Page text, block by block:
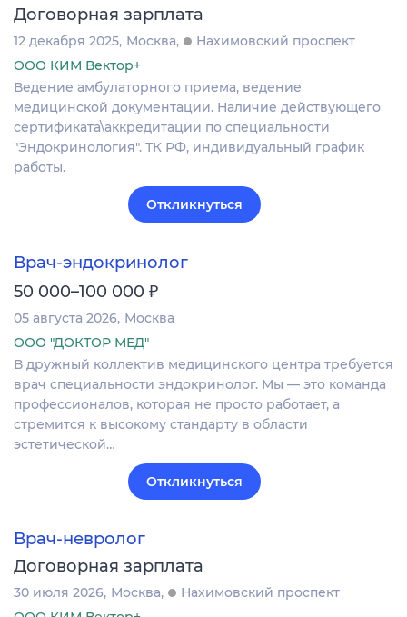
Договорная зарплата
12 декабря 2025 Москва
Нахимовский проспект
ООО КИМ Вектор+
Ведение амбулаторного приема, ведение
медицинской документации. Наличие действующего
сертификата\аккредитации по специальности
"Эндокринология". ТК РФ, индивидуальный график
работы.
Откликнуться
Врач-эндокринолог
50 000–100 000 ₽
05 августа 2026 Москва
ООО "ДОКТОР МЕД"
В дружный коллектив медицинского центра требуется
врач специальности эндокринолог. Мы — это команда
профессионалов, которая не просто работает, а
стремится к высокому стандарту в области
эстетической…
Откликнуться
Врач-невролог
Договорная зарплата
30 июля 2026 Москва
Нахимовский проспект